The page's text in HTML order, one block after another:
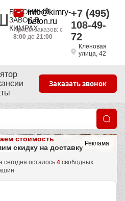
БЕТОННЫЙ
ЗАВОД В
КИМРАХ
info@kimry-
beton.ru
Приём заказов: с
8:00до 21:00
+7 (495)
108-49-
72
Кленовая
улица, 42
Заказать звонок
Реклама
стоимость
скидку на доставку
сегодня осталось 4 свободных